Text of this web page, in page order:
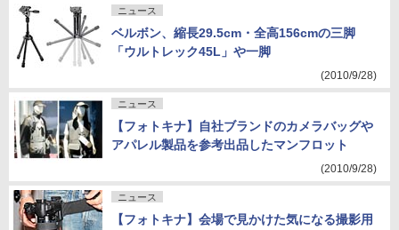
ニュース
ベルボン、縮長29.5cm・全高156cmの三脚
「ウルトレック45L」や一脚
(2010/9/28)
ニュース
【フォトキナ】自社ブランドのカメラバッグや
アパレル製品を参考出品したマンフロット
(2010/9/28)
ニュース
【フォトキナ】会場で見かけた気になる撮影用